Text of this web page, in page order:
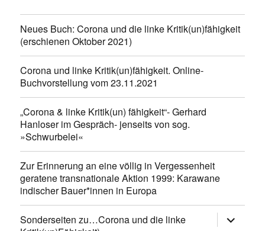
Neues Buch: Corona und die linke Kritik(un)fähigkeit
(erschienen Oktober 2021)
Corona und linke Kritik(un)fähigkeit. Online-
Buchvorstellung vom 23.11.2021
„Corona & linke Kritik(un) fähigkeit“- Gerhard
Hanloser im Gespräch- jenseits von sog.
»Schwurbelei«
Zur Erinnerung an eine völlig in Vergessenheit
geratene transnationale Aktion 1999: Karawane
indischer Bauer*innen in Europa
Sonderseiten zu…Corona und die linke
anzeigen